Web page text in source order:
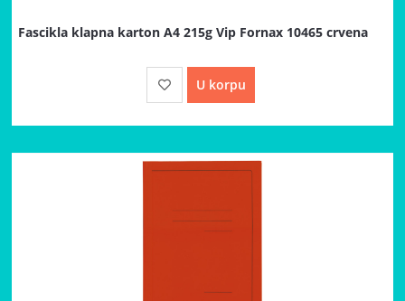
Fascikla klapna karton A4 215g Vip Fornax 10465 crvena
U korpu